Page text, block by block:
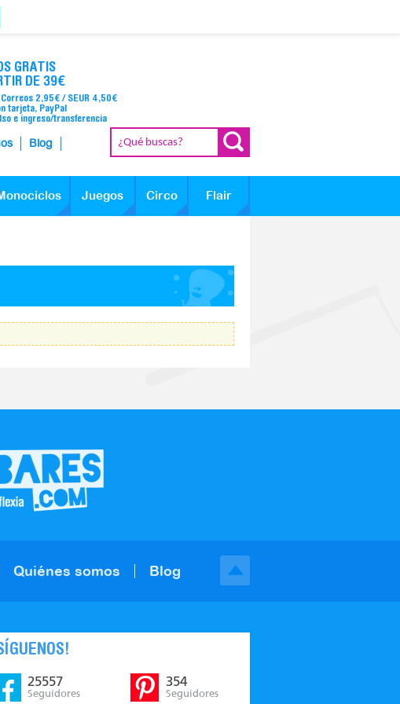
GRATIS
DE 39€
Correos 2,95€ / SEUR 4,50€
tarjeta, PayPal
e ingreso/transferencia
Blog
Juegos Circo Flair
Quiénes somos Blog
25557
Seguidores
354
Seguidores